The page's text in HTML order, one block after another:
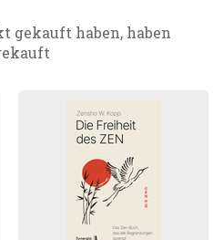
gekauft haben, haben